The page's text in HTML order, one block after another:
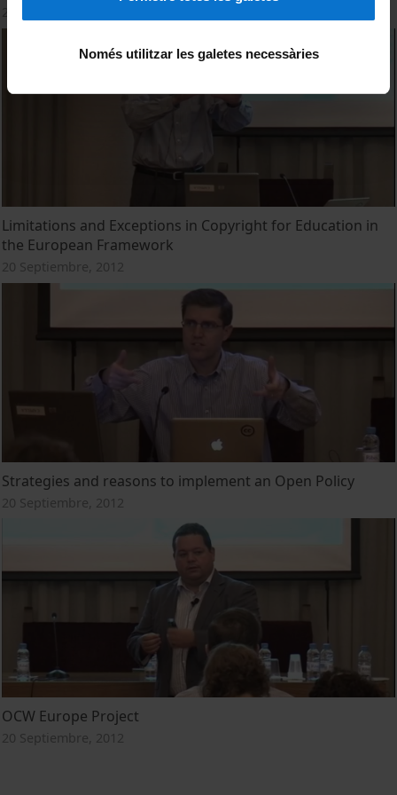
Només utilitzar les galetes necessàries
Limitations and Exceptions in Copyright for Education in
the European Framework
20 Septiembre, 2012
Strategies and reasons to implement an Open Policy
20 Septiembre, 2012
OCW Europe Project
20 Septiembre, 2012